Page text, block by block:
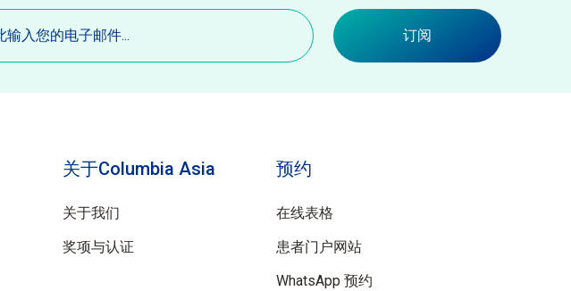
订阅
关于Columbia Asia
关于我们
奖项与认证
预约
在线表格
患者门户网站
WhatsApp 预约